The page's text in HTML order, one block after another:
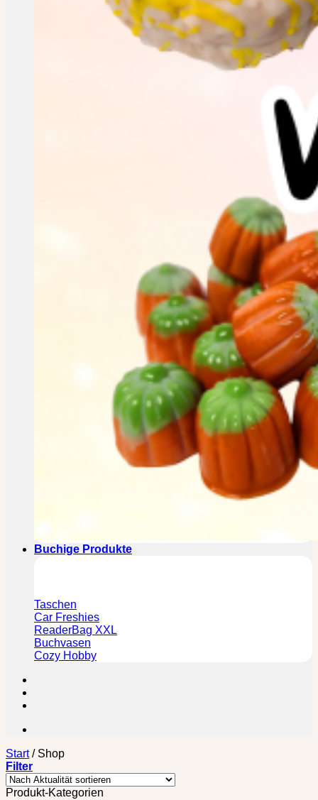
Buchige Produkte
Taschen
Car Freshies
ReaderBag XXL
Buchvasen
Cozy Hobby
Start /Shop
Filter
Produkt-Kategorien